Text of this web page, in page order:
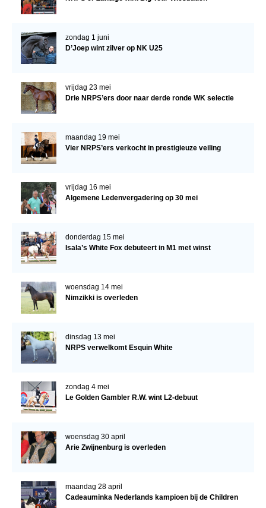
zondag 1 juni
D’Joep wint zilver op NK U25
vrijdag 23 mei
Drie NRPS’ers door naar derde ronde WK selectie
maandag 19 mei
Vier NRPS’ers verkocht in prestigieuze veiling
vrijdag 16 mei
Algemene Ledenvergadering op 30 mei
donderdag 15 mei
Isala’s White Fox debuteert in M1 met winst
woensdag 14 mei
Nimzikki is overleden
dinsdag 13 mei
NRPS verwelkomt Esquin White
zondag 4 mei
Le Golden Gambler R.W. wint L2-debuut
woensdag 30 april
Arie Zwijnenburg is overleden
maandag 28 april
Cadeauminka Nederlands kampioen bij de Children